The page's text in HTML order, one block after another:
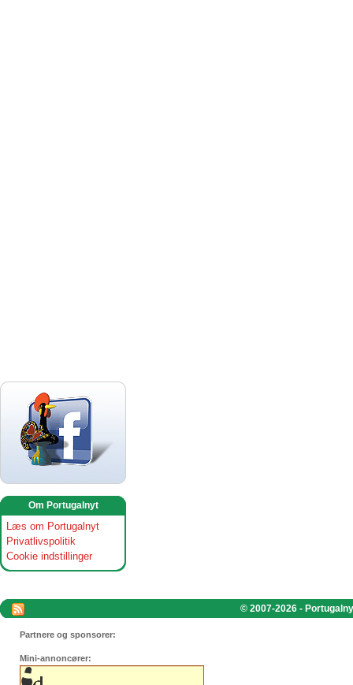
Om Portugalnyt
Læs om Portugalnyt
Privatlivspolitik
Cookie indstillinger
© 2007-2026 -
Partnere og sponsorer:
Mini-annoncører: